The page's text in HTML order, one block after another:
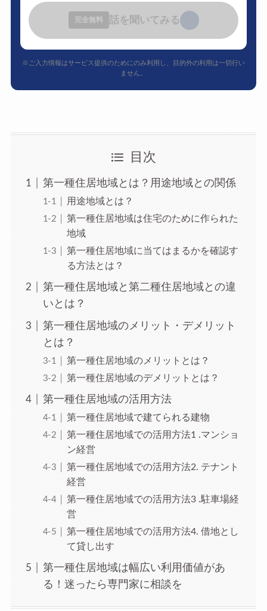
完全無料 話を聞いてみる
※ご入力情報はサービス提供のためにのみ利用し、目的外の利用は一切行い
ません。
目次
第一種住居地域とは？用途地域との関係
用途地域とは？
第一種住居地域は住宅のために作られた
地域
第一種住居地域に当てはまるかを確認す
る方法とは？
第一種住居地域と第二種住居地域との違
いとは？
第一種住居地域のメリット・デメリット
とは？
第一種住居地域のメリットとは？
第一種住居地域のデメリットとは？
第一種住居地域の活用方法
第一種住居地域で建てられる建物
第一種住居地域での活用方法1 .マンショ
ン経営
第一種住居地域での活用方法2. テナント
経営
第一種住居地域での活用方法3 .駐車場経
営
第一種住居地域での活用方法4. 借地とし
て貸し出す
第一種住居地域は幅広い利用価値があ
る！迷ったら専門家に相談を